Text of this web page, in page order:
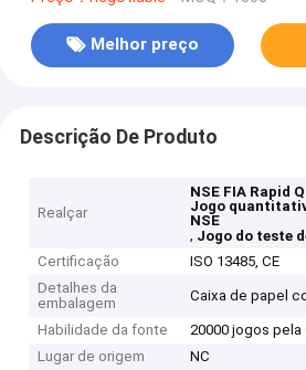
Melhor preço
Descrição De Produto
Realçar
NSE FIA Rapid
Jogo
NSE
, Jogo do teste
Certificação
ISO 13485, CE
Detalhes da
embalagem
Caixa de papel
Habilidade da fonte
20000 jogos pela
Lugar de origem
NC